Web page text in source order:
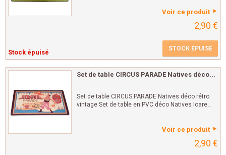
Voir ce produit
2,90 €
Stock épuisé STOCK ÉPUISÉ
Set de table CIRCUS PARADE Natives déco...
Set de table CIRCUS PARADE Natives déco rétro
vintage Set de table en PVC déco Natives Icare...
Voir ce produit
2,90 €